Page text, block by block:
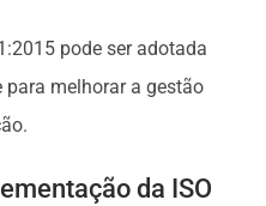
pode ser adotada
melhorar a gestão
da ISO